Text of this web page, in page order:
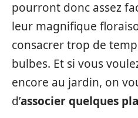
pourront donc assez
leur magnifique
consacrer trop de
bulbes. Et si vous
encore au jardin, on
d’associer quelques